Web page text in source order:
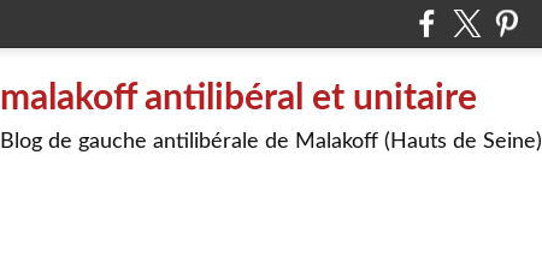
malakoff antilibéral et unitaire
Blog de gauche antilibérale de Malakoff (Hauts de Seine)